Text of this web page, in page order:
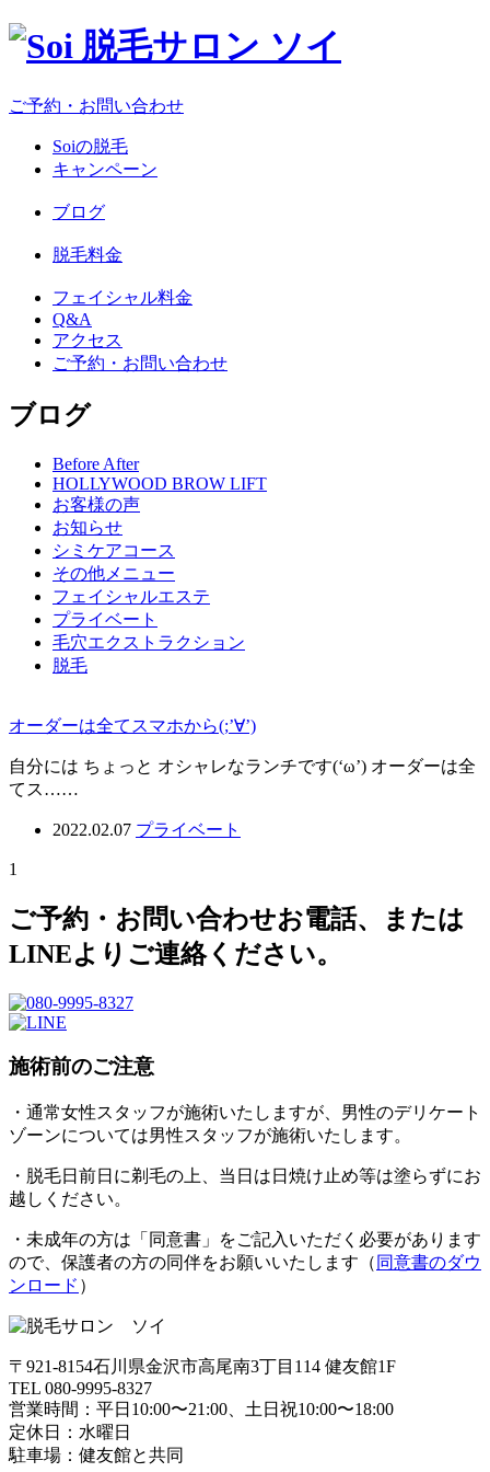
ご予約・お問い合わせ
Soiの脱毛
キャンペーン
ブログ
脱毛料金
フェイシャル料金
Q&A
アクセス
ご予約・お問い合わせ
ブログ
Before After
HOLLYWOOD BROW LIFT
お客様の声
お知らせ
シミケアコース
その他メニュー
フェイシャルエステ
プライベート
毛穴エクストラクション
脱毛
オーダーは全てスマホから(;’∀’)
自分には ちょっと オシャレなランチです(‘ω’) オーダーは全
てス……
2022.02.07 プライベート
1
ご予約・お問い合わせお電話、または
LINEよりご連絡ください。
施術前のご注意
・通常女性スタッフが施術いたしますが、男性のデリケート
ゾーンについては男性スタッフが施術いたします。
・脱毛日前日に剃毛の上、当日は日焼け止め等は塗らずにお
越しください。
・未成年の方は「同意書」をご記入いただく必要があります
ので、保護者の方の同伴をお願いいたします（ 同意書のダウ
ンロード ）
〒921-8154石川県金沢市高尾南3丁目114 健友館1F
TEL 080-9995-8327
営業時間：平日10:00〜21:00、土日祝10:00〜18:00
定休日：水曜日
駐車場：健友館と共同